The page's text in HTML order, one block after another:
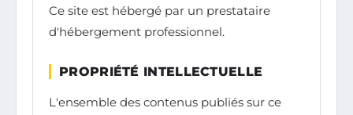
Ce site est hébergé par un prestataire
d'hébergement professionnel.
PROPRIÉTÉ INTELLECTUELLE
L'ensemble des contenus publiés sur ce